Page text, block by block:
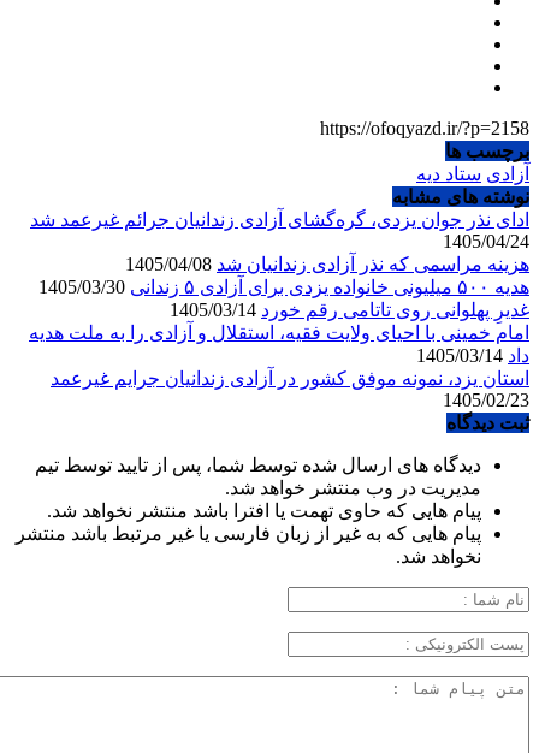
https://ofoqyazd.ir/?p=2158
برچسب ها
آزادی ستاد دیه
نوشته های مشابه
ادای نذر جوان یزدی، گره‌گشای آزادی زندانیان جرائم غیرعمد شد
1405/04/24
هزینه مراسمی که نذر آزادی زندانیان شد
هدیه ۵۰۰ میلیونی خانواده یزدی برای آزادی ۵ زندانی
غدیرِ پهلوانی روی تاتامی رقم خورد
امام خمینی با احیای ولایت فقیه، استقلال و آزادی را به ملت هدیه
داد
استان یزد، نمونه موفق کشور در آزادی زندانیان جرایم غیرعمد
1405/02/23
ثبت دیدگاه
دیدگاه های ارسال شده توسط شما، پس از تایید توسط تیم
مدیریت در وب منتشر خواهد شد.
پیام هایی که حاوی تهمت یا افترا باشد منتشر نخواهد شد.
پیام هایی که به غیر از زبان فارسی یا غیر مرتبط باشد منتشر
نخواهد شد.